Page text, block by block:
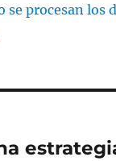
se procesan los